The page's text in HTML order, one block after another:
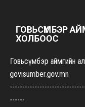
ГОВЬСҮМБЭР
ХОЛБООС
Говьсүмбэр аймгийн
govisumber.gov.mn
------